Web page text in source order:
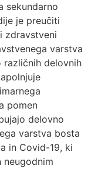
sekundarno
je preučiti
zdravstveni
varstva
delovnih
pomen
delovno
varstva bosta
in Covid-19, ki
neugodnim